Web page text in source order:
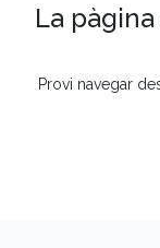
La
Provi navegar